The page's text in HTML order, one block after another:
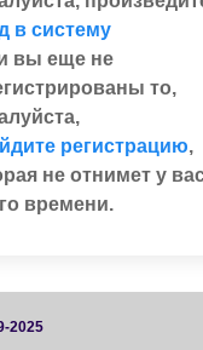
в систему
вы еще не
то,
регистрацию,
не отнимет у
времени.
2025